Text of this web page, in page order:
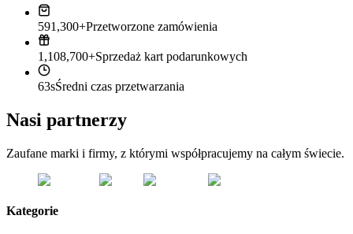
591,300+Przetworzone zamówienia
1,108,700+Sprzedaż kart podarunkowych
63sŚredni czas przetwarzania
Nasi partnerzy
Zaufane marki i firmy, z którymi współpracujemy na całym świecie.
Kategorie